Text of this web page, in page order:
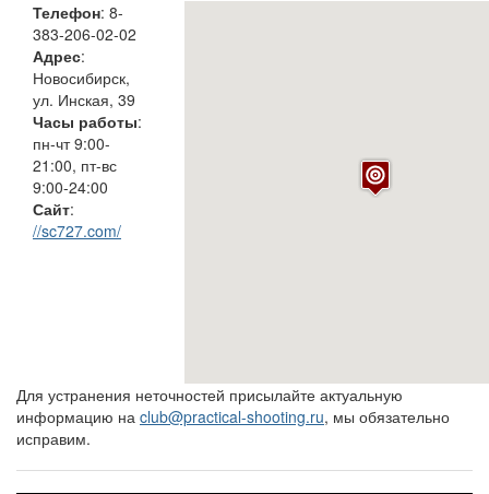
Телефон: 8-
383-206-02-02
Адрес:
Новосибирск,
ул. Инская, 39
Часы работы:
пн-чт 9:00-
21:00, пт-вс
9:00-24:00
Сайт:
//sc727.com/
Для устранения неточностей присылайте актуальную
информацию на club@practical-shooting.ru, мы обязательно
исправим.